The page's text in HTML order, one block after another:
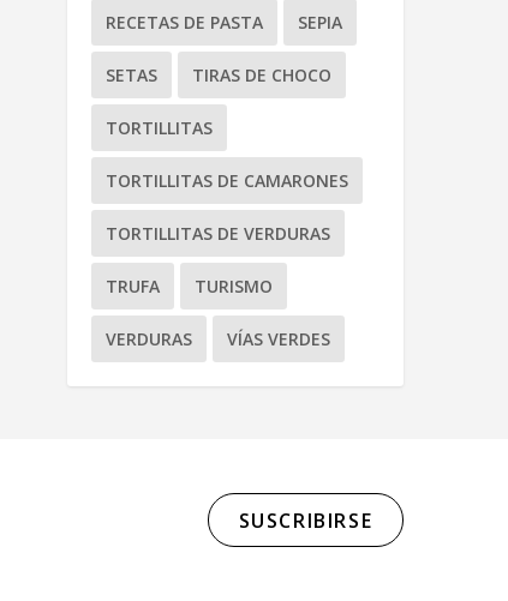
RECETAS DE PASTA SEPIA
SETAS TIRAS DE CHOCO
TORTILLITAS
TORTILLITAS DE CAMARONES
TORTILLITAS DE VERDURAS
TRUFA TURISMO
VERDURAS VÍAS VERDES